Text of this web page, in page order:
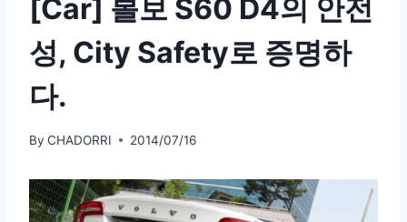
[Car] 볼보 S60 D4의 안전
성, City Safety로 증명하
다.
By CHADORRI 2014/07/16